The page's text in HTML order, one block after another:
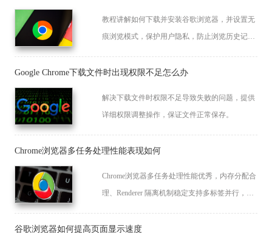
教程讲解如何下载并安装谷歌浏览器，并设置无
痕浏览模式，保护用户隐私，防止浏览历史记
性。
Google Chrome下载文件时出现权限不足怎么办
解决下载文件时权限不足导致失败的问题，提供
详细权限调整操作，保证文件正常保存。
Chrome浏览器多任务处理性能表现如何
Chrome浏览器多任务处理性能优秀，内存分配合
理、Renderer 隔离机制稳定支持多标签并行，无
谷歌浏览器如何提高页面显示速度